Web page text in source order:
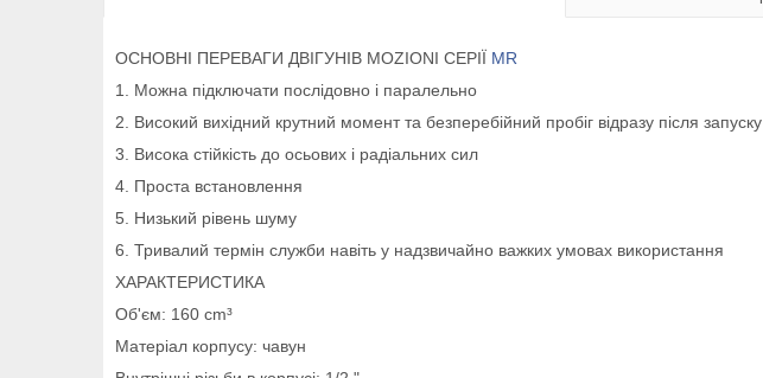
ОСНОВНІ ПЕРЕВАГИ ДВІГУНІВ MOZIONI СЕРІЇ МR
1. Можна підключати послідовно і паралельно
2. Високий вихідний крутний момент та безперебійний пробіг відразу після запуску
3. Висока стійкість до осьових і радіальних сил
4. Проста встановлення
5. Низький рівень шуму
6. Тривалий термін служби навіть у надзвичайно важких умовах використання
ХАРАКТЕРИСТИКА
Об'єм: 160 cm³
Матеріал корпусу: чавун